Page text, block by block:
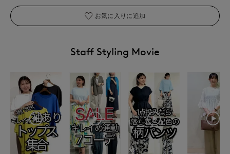
お気に入りに追加
Staff Styling Movie